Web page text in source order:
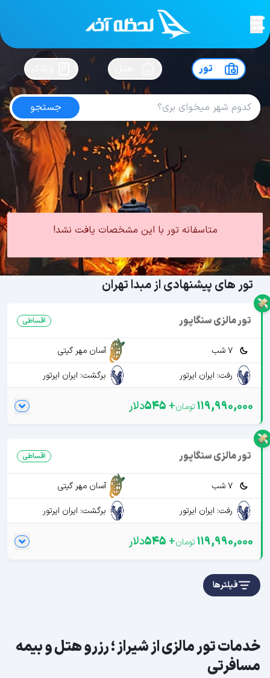
لحظه آخرسفرت رو بساز !
تور
جستجو
تور مالزی از شیراز
4.2 از5| از102 کاربر
لحظه آخر تور مالزی تور مالزی از شیراز
متاسفانه تور با این مشخصات یافت نشد!
تور های پیشنهادی از مبدا تهران
تور مالزی سنگاپور اقساطی
7 شب
آسان مهر گیتی
رفت: ایران ایرتور
برگشت: ایران ایرتور
119,990,000
+
545دلار
تور مالزی سنگاپور اقساطی
7 شب
آسان مهر گیتی
رفت: ایران ایرتور
برگشت: ایران ایرتور
119,990,000
+
545دلار
فیلترها
خدمات تور مالزی از شیراز ؛ رزرو هتل و بیمه
مسافرتی